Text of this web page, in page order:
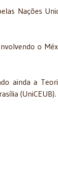
Nações
o
ainda a
(UniCEUB).